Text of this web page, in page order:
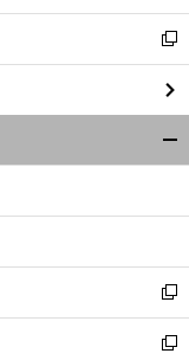
開
く
新
し
い
ウ
ィ
ン
ウ
開
く
新
し
い
新